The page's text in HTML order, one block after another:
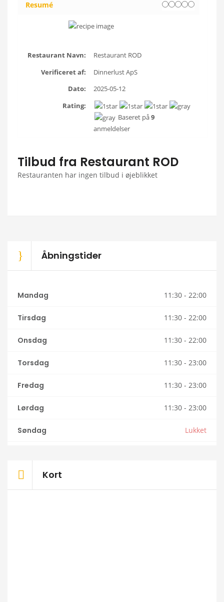
Resumé
Restaurant Navn:
Restaurant ROD
Verificeret af:
Dinnerlust ApS
Dato:
2025-05-12
Rating:
Baseret på9
anmeldelser
Tilbud fra Restaurant ROD
Restauranten har ingen tilbud i øjeblikket
Åbningstider
Mandag 11:30 - 22:00
Tirsdag 11:30 - 22:00
Onsdag 11:30 - 22:00
Torsdag 11:30 - 23:00
Fredag 11:30 - 23:00
Lørdag 11:30 - 23:00
Søndag Lukket
Kort